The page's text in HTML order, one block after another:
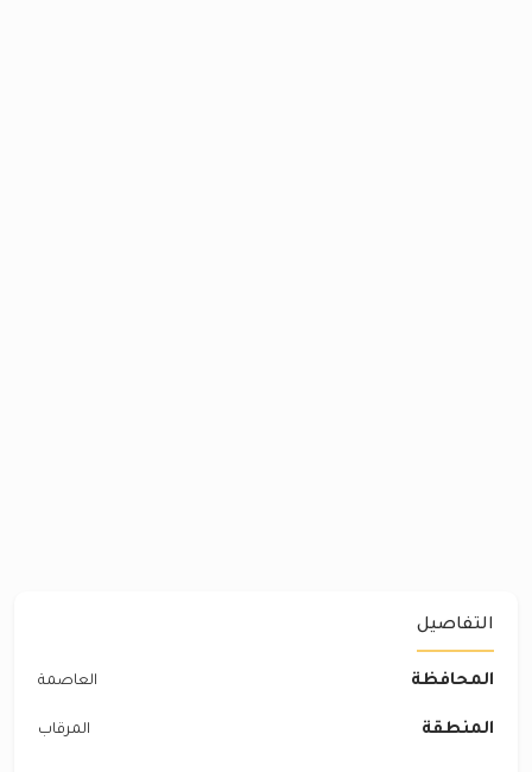
التفاصيل
المحافظة العاصمة
المنطقة المرقاب